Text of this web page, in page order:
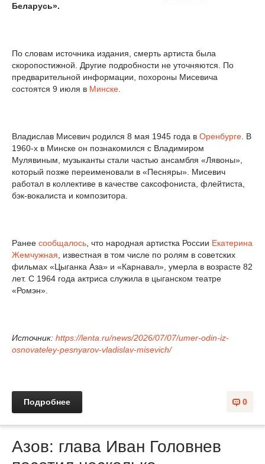
Беларусь».
По словам источника издания, смерть артиста была
скоропостижной. Другие подробности не уточняются. По
предварительной информации, похороны Мисевича
состоятся 9 июля в Минске
Владислав Мисевич родился 8 мая 1945 года в Оренбурге . В
1960-х в Минске он познакомился с Владимиром
Мулявиным, музыканты стали частью ансамбля «Лявоны»,
который позже переименовали в «Песняры». Мисевич
работал в коллективе в качестве саксофониста, флейтиста,
бэк-вокалиста и композитора.
Ранее сообщалось , что народная артистка России Екатерина
Жемчужная , известная в том числе по ролям в советских
фильмах «Цыганка Аза» и «Карнавал», умерла в возрасте 82
лет. С 1964 года актриса служила в цыганском театре
«Ромэн».
Источник: https://lenta.ru/news/2026/07/07/umer-odin-iz-
osnovateley-pesnyarov-vladislav-misevich/
0
Подробнее
Азов: глава Иван Головнев